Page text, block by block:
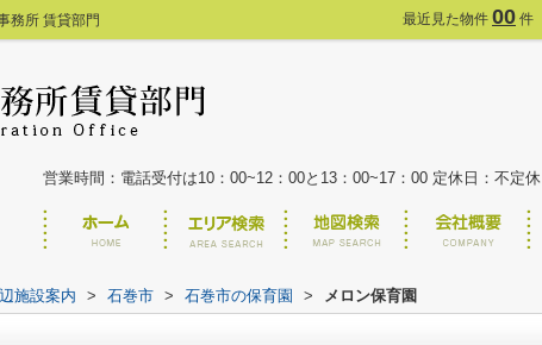
務所 賃貸部門 最近見た物件 00 件
営業時間：電話受付は10：00~12：00と13：00~17：00 定休日：不定休
施設案内 > 石巻市 > 石巻市の保育園 > メロン保育園